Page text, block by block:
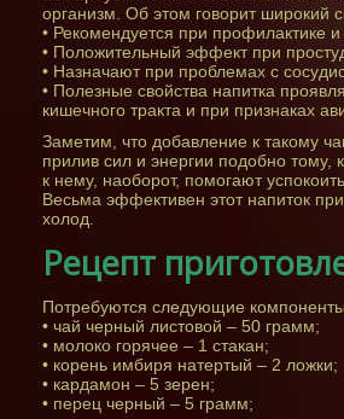
организм. Об этом говорит широкий
• Рекомендуется при профилактике
• Положительный эффект при
• Назначают при проблемах с
• Полезные свойства напитка
кишечного тракта и при признаках
Заметим, что добавление к такому
прилив сил и энергии подобно
к нему, наоборот, помогают
Весьма эффективен этот напиток
холод.
Рецепт
Потребуются следующие
• чай черный листовой – 50 грамм;
• молоко горячее – 1 стакан;
• корень имбиря натертый – 2 ложки;
• кардамон – 5 зерен;
• перец черный – 5 грамм;